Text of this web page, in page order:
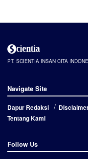
PT. SCIENTIA INSAN CITA
Navigate Site
Dapur Redaksi
Tentang Kami
Follow Us